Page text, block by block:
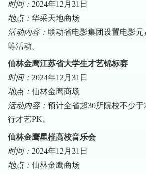
时间： 2024年12月31日
地点： 华采天地商场
活动内容： 联动省电影集团设置电影元
等活动。
仙林金鹰江苏省大学生才艺锦标赛
时间： 2024年12月31日
地点： 仙林金鹰商场
活动内容： 预计全省超30所院校不少于
行才艺PK。
仙林金鹰星槿高校音乐会
时间： 2024年12月31日
地点： 仙林金鹰商场